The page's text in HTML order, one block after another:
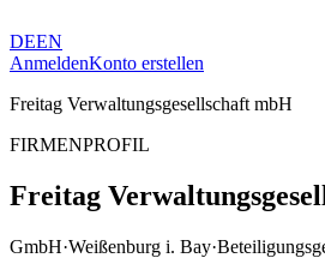
DEEN
AnmeldenKonto erstellen
Freitag Verwaltungsgesellschaft mbH
FIRMENPROFIL
Freitag
GmbH·Weißenburg i. Bay·